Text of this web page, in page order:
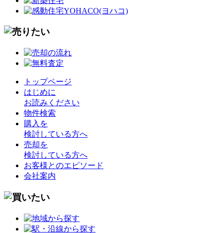
トップページ
はじめに
お読みください
物件検索
購入を
検討している方へ
売却を
検討している方へ
お客様とのエピソード
会社案内